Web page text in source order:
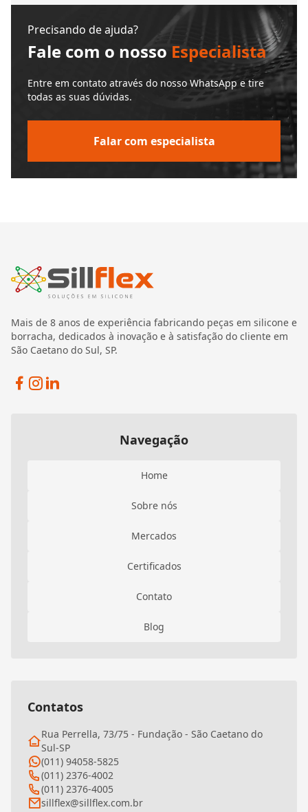
Precisando de ajuda?
Fale com o nosso Especialista
Entre em contato através do nosso WhatsApp e tire
todas as suas dúvidas.
Falar com especialista
Mais de 8 anos de experiência fabricando peças em silicone e
borracha, dedicados à inovação e à satisfação do cliente em
São Caetano do Sul, SP.
Facebook
Instagram
Navegação
Home
Sobre nós
Mercados
Certificados
Contato
Blog
Contatos
Rua Perrella, 73/75 - Fundação - São Caetano do
Sul-SP
(011) 94058-5825
(011) 2376-4002
(011) 2376-4005
sillflex@sillflex.com.br